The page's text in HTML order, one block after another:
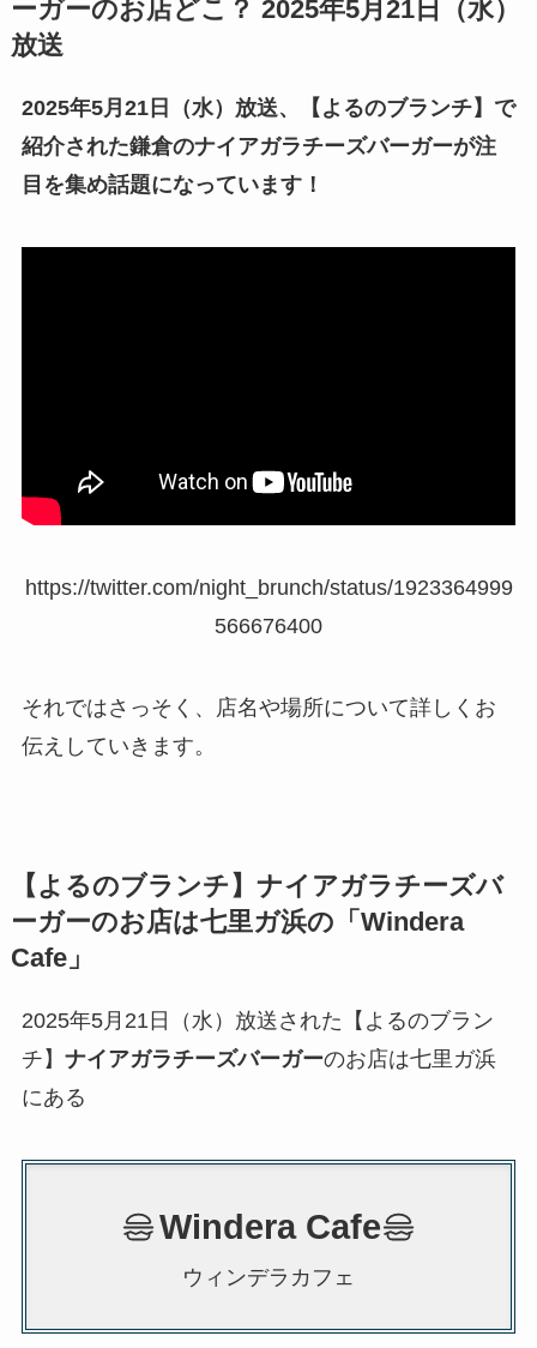
ーガーのお店どこ？ 2025年5月21日（水）
放送
2025年5月21日（水）放送、【よるのブランチ】で
紹介された鎌倉のナイアガラチーズバーガーが注
目を集め話題になっています！
https://twitter.com/night_brunch/status/1923364999
566676400
それではさっそく、店名や場所について詳しくお
伝えしていきます。
【よるのブランチ】 ナイアガラチーズバ
ーガーのお店は七里ガ浜の「Windera
Cafe」
2025年5月21日（水）放送された【よるのブラン
チ】 ナイアガラチーズバーガーのお店は七里ガ浜
にある
Windera Cafe
ウィンデラカフェ